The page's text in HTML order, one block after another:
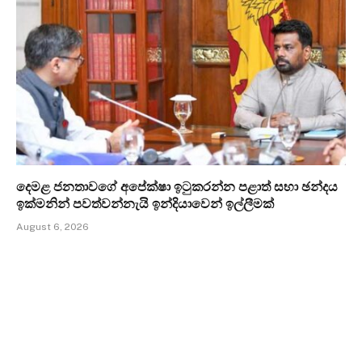
දෙමළ ජනතාවගේ අපේක්ෂා ඉටුකරන්න පළාත් සභා ඡන්දය
ඉක්මනින් පවත්වන්නැයි ඉන්දියාවෙන් ඉල්ලීමක්
August 6, 2026